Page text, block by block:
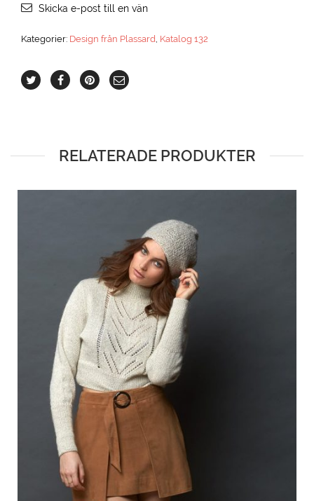
Skicka e-post till en vän
Kategorier: Design från Plassard, Katalog 132
RELATERADE PRODUKTER